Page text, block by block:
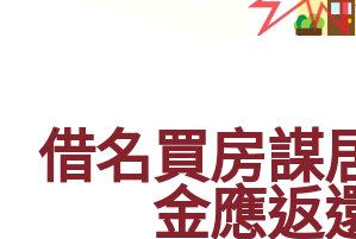
借名買房謀
金應返